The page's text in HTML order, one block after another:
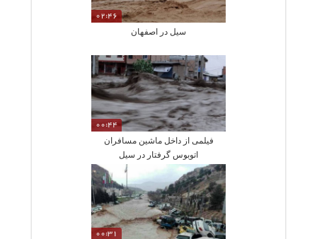
02:46
سیل در اصفهان
00:44
فیلمی از داخل ماشین مسافران
اتوبوس گرفتار در سیل
00:31